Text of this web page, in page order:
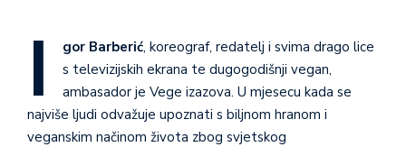
I gor Barberić, koreograf, redatelj i svima drago lice
s televizijskih ekrana te dugogodišnji vegan,
ambasador je Vege izazova. U mjesecu kada se
najviše ljudi odvažuje upoznati s biljnom hranom i
veganskim načinom života zbog svjetskog